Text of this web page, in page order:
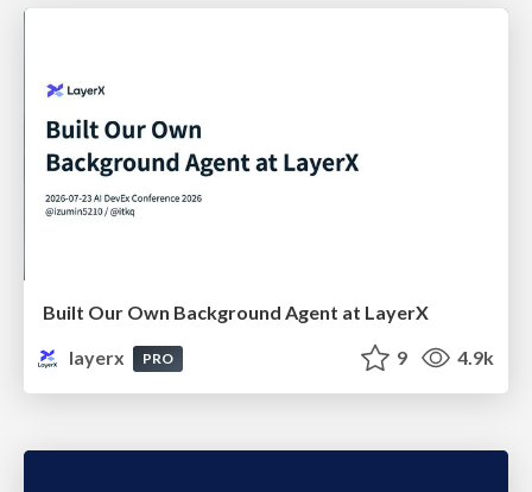
Built Our Own Background Agent at LayerX
layerx
PRO 9 4.9k